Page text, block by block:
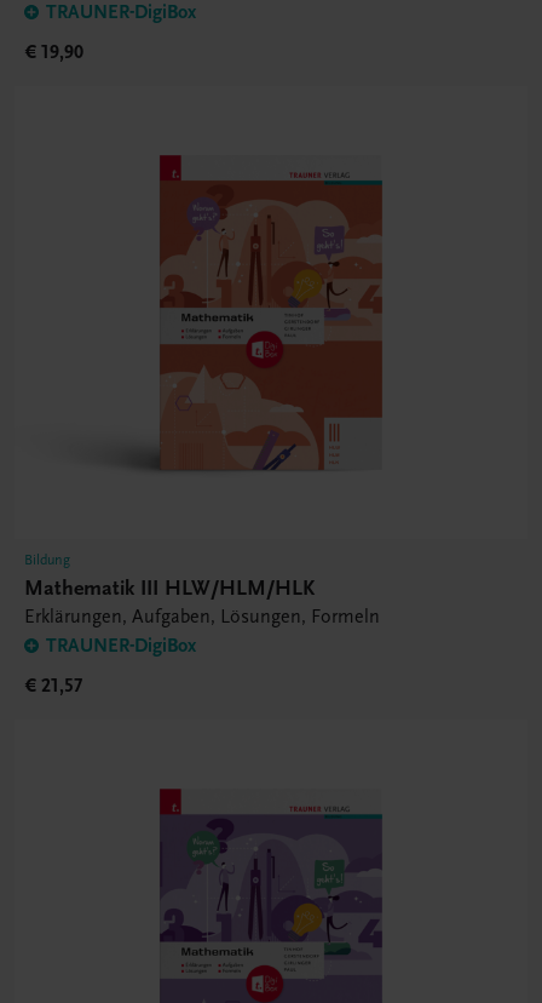
TRAUNER-DigiBox
€ 19,90
Bildung
Mathematik III HLW/HLM/HLK
Erklärungen, Aufgaben, Lösungen, Formeln
TRAUNER-DigiBox
€ 21,57